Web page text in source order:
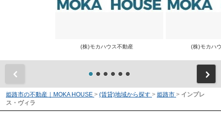
(株)モカハウス不動産 (株)モカハ
姫路市の不動産｜MOKA HOUSE > (賃貸)地域から探す > 姫路市 > インプレ
ス・ヴィラ